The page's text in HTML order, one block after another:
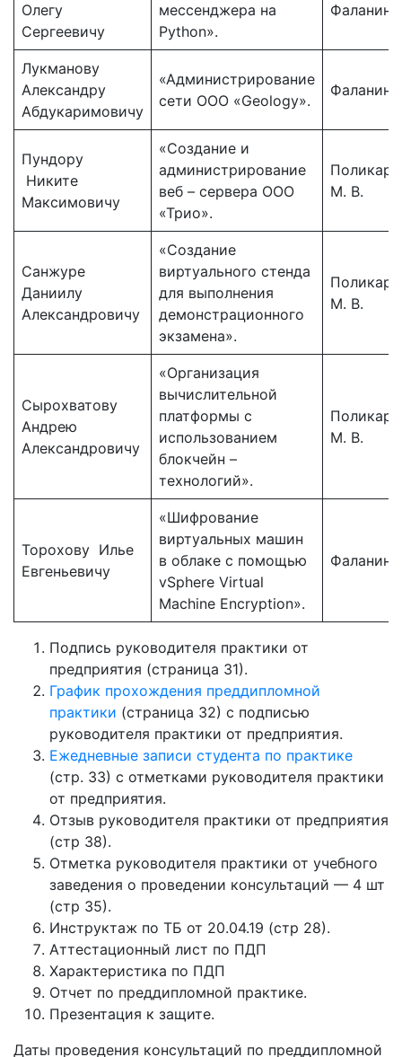
Олегу
Сергеевичу
мессенджера на
Python».
Фаланин
Лукманову
Александру
Абдукаримовичу
«Администрирование
сети ООО «Geology».
Фаланин
Пундору
Никите
Максимовичу
«Создание и
администрирование
веб – сервера ООО
«Трио».
М. В.
Санжуре
Даниилу
Александровичу
«Создание
виртуального стенда
для выполнения
демонстрационного
экзамена».
М. В.
Сырохватову
Андрею
Александровичу
«Организация
вычислительной
платформы с
использованием
блокчейн –
технологий».
М. В.
Торохову Илье
Евгеньевичу
«Шифрование
виртуальных машин
в облаке с помощью
vSphere Virtual
Machine Encryption».
Фаланин
Подпись руководителя практики от
предприятия (страница 31).
График прохождения преддипломной
практики (страница 32) с подписью
руководителя практики от предприятия.
Ежедневные записи студента по практике
(стр. 33) с отметками руководителя практики
от предприятия.
Отзыв руководителя практики от предприятия
(стр 38).
Отметка руководителя практики от учебного
заведения о проведении консультаций — 4 шт
(стр 35).
Инструктаж по ТБ от 20.04.19 (стр 28).
Аттестационный лист по ПДП
Характеристика по ПДП
Отчет по преддипломной практике.
Презентация к защите.
Даты проведения консультаций по преддипломной